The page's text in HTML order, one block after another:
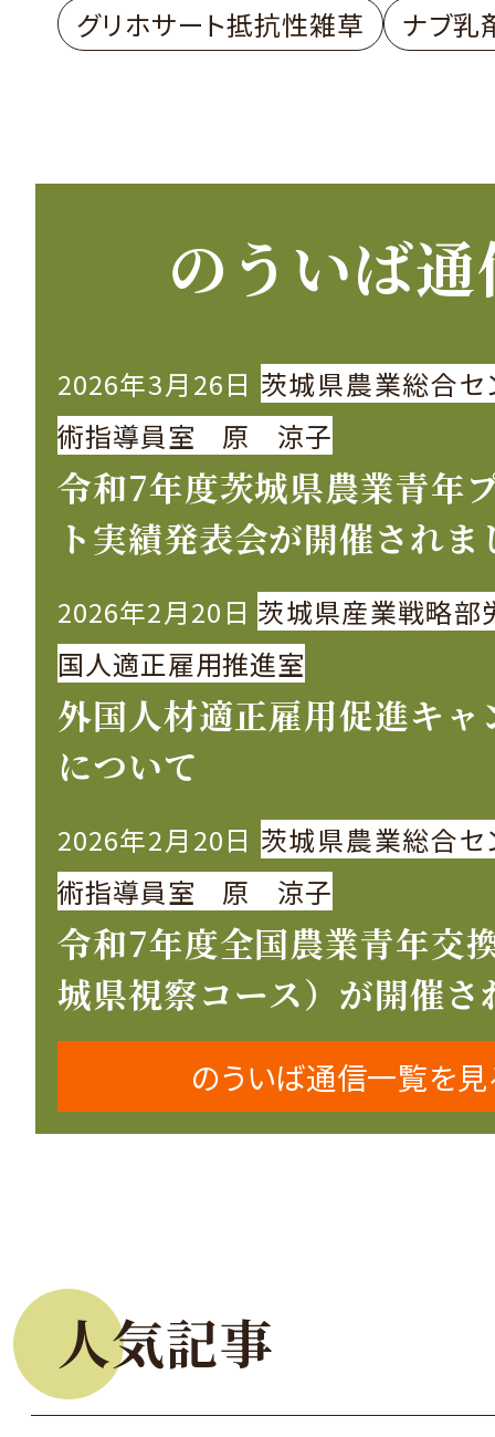
グリホサート抵抗性雑草 ナブ乳
のういば
2026年3月26日 茨城県農業総合セ
術指導員室 原 涼子
令和7年度茨城県農業青年
ト実績発表会が開催されま
2026年2月20日 茨城県産業戦略部
国人適正雇用推進室
外国人材適正雇用促進キャ
について
2026年2月20日 茨城県農業総合セ
術指導員室 原 涼子
令和7年度全国農業青年交
城県視察コース）が開催さ
のういば通信一覧を
人気記事